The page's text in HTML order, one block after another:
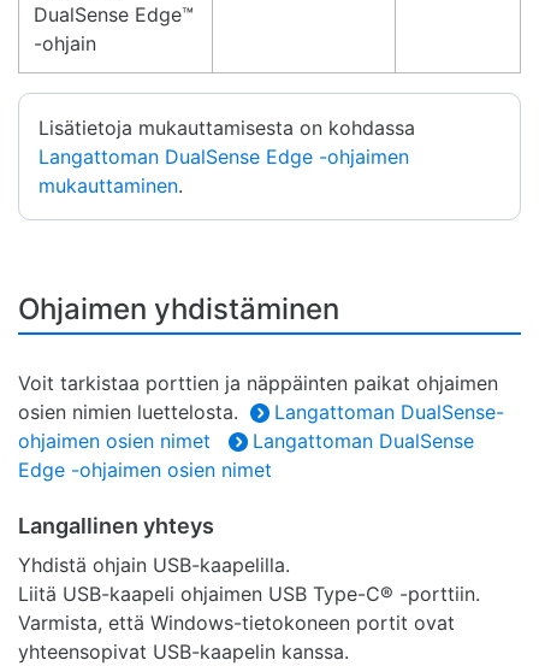
DualSense Edge™
-ohjain
Lisätietoja mukauttamisesta on kohdassa
Langattoman DualSense Edge -ohjaimen
mukauttaminen.
Ohjaimen yhdistäminen
Voit tarkistaa porttien ja näppäinten paikat ohjaimen
osien nimien luettelosta.
Langattoman DualSense-
ohjaimen osien nimet
Langattoman DualSense
Edge -ohjaimen osien nimet
Langallinen yhteys
Yhdistä ohjain USB-kaapelilla.
Liitä USB-kaapeli ohjaimen USB Type-C® -porttiin.
Varmista, että Windows-tietokoneen portit ovat
yhteensopivat USB-kaapelin kanssa.